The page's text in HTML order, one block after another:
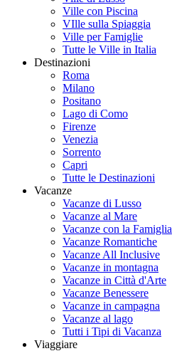
Ville con Piscina
VIlle sulla Spiaggia
Ville per Famiglie
Tutte le Ville in Italia
Destinazioni
Roma
Milano
Positano
Lago di Como
Firenze
Venezia
Sorrento
Capri
Tutte le Destinazioni
Vacanze
Vacanze di Lusso
Vacanze al Mare
Vacanze con la Famiglia
Vacanze Romantiche
Vacanze All Inclusive
Vacanze in montagna
Vacanze in Città d'Arte
Vacanze Benessere
Vacanze in campagna
Vacanze al lago
Tutti i Tipi di Vacanza
Viaggiare